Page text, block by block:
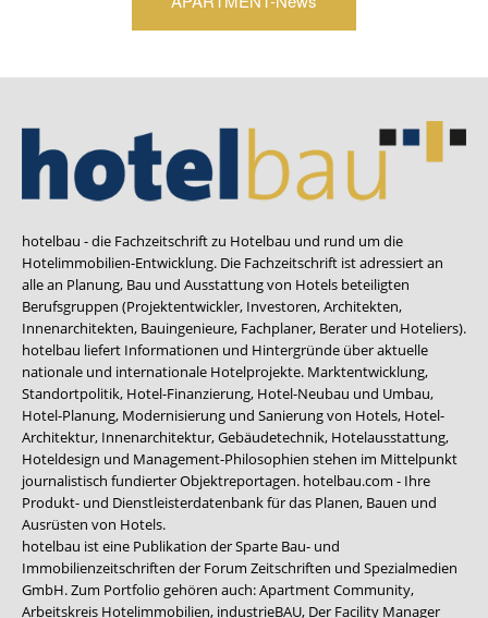
hotelbau - die Fachzeitschrift zu Hotelbau und rund um die
Hotelimmobilien-Entwicklung. Die Fachzeitschrift ist adressiert an
alle an Planung, Bau und Ausstattung von Hotels beteiligten
Berufsgruppen (Projektentwickler, Investoren, Architekten,
Innenarchitekten, Bauingenieure, Fachplaner, Berater und Hoteliers).
hotelbau liefert Informationen und Hintergründe über aktuelle
nationale und internationale Hotelprojekte. Marktentwicklung,
Standortpolitik, Hotel-Finanzierung, Hotel-Neubau und Umbau,
Hotel-Planung, Modernisierung und Sanierung von Hotels, Hotel-
Architektur, Innenarchitektur, Gebäudetechnik, Hotelausstattung,
Hoteldesign und Management-Philosophien stehen im Mittelpunkt
journalistisch fundierter Objektreportagen. hotelbau.com - Ihre
Produkt- und Dienstleisterdatenbank für das Planen, Bauen und
Ausrüsten von Hotels.
hotelbau ist eine Publikation der Sparte Bau- und
Immobilienzeitschriften der Forum Zeitschriften und Spezialmedien
GmbH. Zum Portfolio gehören auch:Apartment Community,
Arbeitskreis Hotelimmobilien, industrieBAU, Der Facility Manager